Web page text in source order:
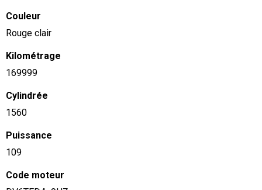
Couleur
Rouge clair
Kilométrage
169999
Cylindrée
1560
Puissance
109
Code moteur